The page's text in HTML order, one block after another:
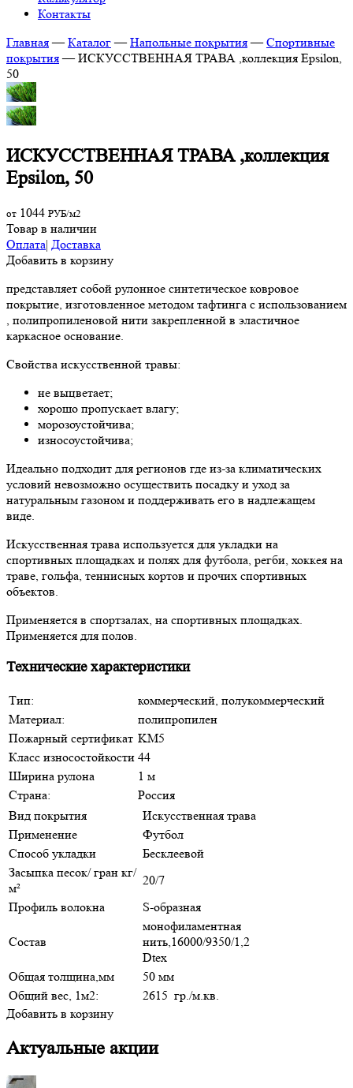
Контакты
Главная — Каталог — Напольные покрытия — Спортивные
покрытия — ИСКУССТВЕННАЯ ТРАВА ,коллекция Epsilon,
50
ИСКУССТВЕННАЯ ТРАВА ,коллекция
Epsilon, 50
от 1044 РУБ/м2
Товар в наличии
Оплата| Доставка
Добавить в корзину
представляет собой рулонное синтетическое ковровое
покрытие, изготовленное методом тафтинга с использованием
, полипропиленовой нити закрепленной в эластичное
каркасное основание.
Свойства искусственной травы:
не выцветает;
хорошо пропускает влагу;
морозоустойчива;
износоустойчива;
Идеально подходит для регионов где из-за климатических
условий невозможно осуществить посадку и уход за
натуральным газоном и поддерживать его в надлежащем
виде.
Искусственная трава используется для укладки на
спортивных площадках и полях для футбола, регби, хоккея на
траве, гольфа, теннисных кортов и прочих спортивных
объектов.
Применяется в спортзалах, на спортивных площадках.
Применяется для полов.
Технические характеристики
Тип:
коммерческий, полукоммерческий
Материал:
полипропилен
Пожарный сертификат KM5
Класс износостойкости 44
Ширина рулона
1 м
Страна:
Россия
Вид покрытия
Искусственная трава
Применение
Футбол
Способ укладки
Бесклеевой
Засыпка песок/ гран кг/
м²
20/7
Профиль волокна
S-образная
Состав
монофиламентная
нить,16000/9350/1,2
Dtex
Общая толщина,мм
50 мм
Общий вес, 1м2:
2615 гр./м.кв.
Добавить в корзину
Актуальные акции